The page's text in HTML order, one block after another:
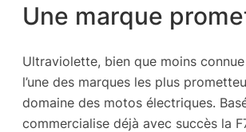
Une marque
Ultraviolette, bien que moins
l’une des marques les plus
domaine des motos électriques.
commercialise déjà avec succès la